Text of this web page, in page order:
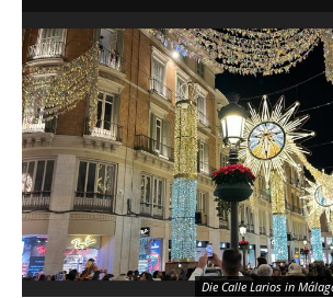
Die Calle Larios in